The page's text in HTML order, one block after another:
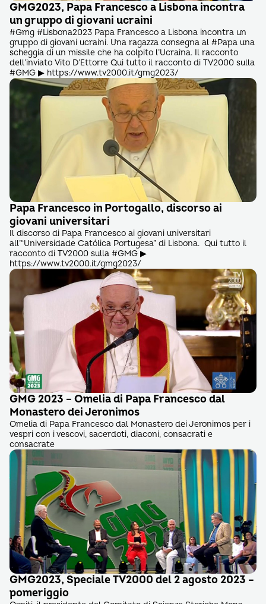
GMG2023, Papa Francesco a Lisbona incontra
un gruppo di giovani ucraini
#Gmg #Lisbona2023 Papa Francesco a Lisbona incontra un
gruppo di giovani ucraini. Una ragazza consegna al #Papa una
scheggia di un missile che ha colpito l’Ucraina. Il racconto
dell’inviato Vito D’Ettorre Qui tutto il racconto di TV2000 sulla
#GMG ▶ https://www.tv2000.it/gmg2023/
Papa Francesco in Portogallo, discorso ai
giovani universitari
Il discorso di Papa Francesco ai giovani universitari
all’“Universidade Católica Portugesa” di Lisbona. Qui tutto il
racconto di TV2000 sulla #GMG ▶
https://www.tv2000.it/gmg2023/
GMG 2023 – Omelia di Papa Francesco dal
Monastero dei Jeronimos
Omelia di Papa Francesco dal Monastero dei Jeronimos per i
vespri con i vescovi, sacerdoti, diaconi, consacrati e
consacrate
GMG2023, Speciale TV2000 del 2 agosto 2023 –
pomeriggio